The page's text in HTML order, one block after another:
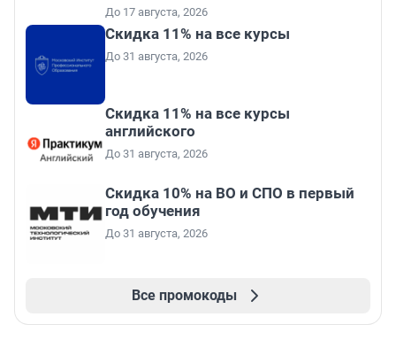
До 17 августа, 2026
Скидка 11% на все курсы
До 31 августа, 2026
Скидка 11% на все курсы
английского
До 31 августа, 2026
Скидка 10% на ВО и СПО в первый
год обучения
До 31 августа, 2026
Все промокоды